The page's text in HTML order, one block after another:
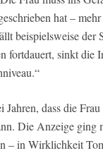
hat –
beispielsweise der
fortdauert, sinkt die
Jahren, dass die
Die Anzeige ging
– in Wirklichkeit